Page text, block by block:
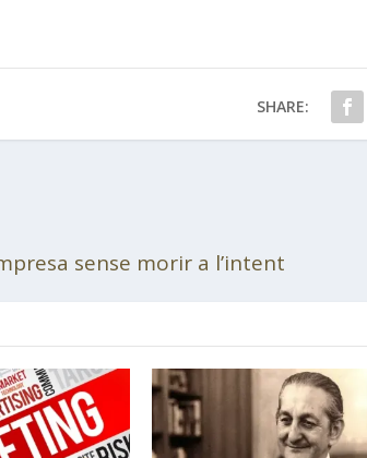
SHARE:
sense morir a l’intent